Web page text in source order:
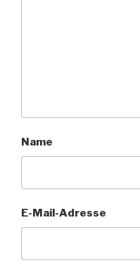
Name
E-Mail-Adresse